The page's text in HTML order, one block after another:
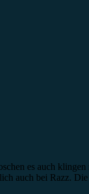
es auch
auch bei Razz.